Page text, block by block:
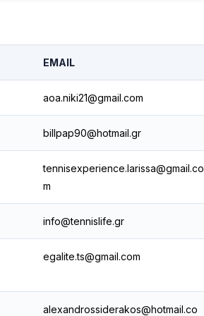
EMAIL
aoa.niki21@gmail.com
billpap90@hotmail.gr
tennisexperience.larissa@gmail.co
m
info@tennislife.gr
egalite.ts@gmail.com
alexandrossiderakos@hotmail.co